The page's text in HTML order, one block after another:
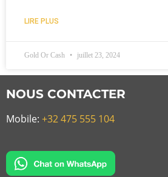
LIRE PLUS
Gold Or Cash juillet 23, 2024
NOUS CONTACTER
Mobile: +32 475 555 104